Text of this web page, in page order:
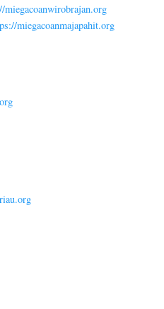
miegacoanwirobrajan.org
miegacoanmajapahit.org